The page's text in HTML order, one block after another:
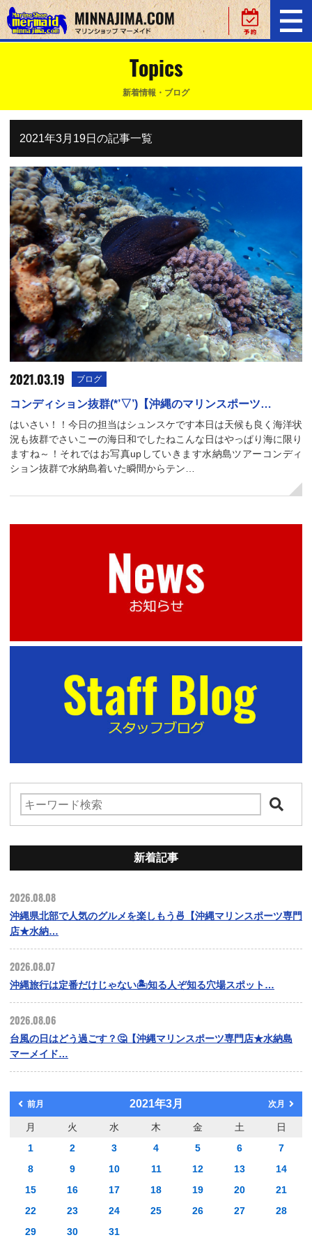
Topics
新着情報・ブログ
2021年3月19日の記事一覧
2021.03.19 ブログ
コンディション抜群(*’▽’)【沖縄のマリンスポーツ…
はいさい！！今日の担当はシュンスケです本日は天候も良く海洋状
況も抜群でさいこーの海日和でしたねこんな日はやっぱり海に限り
ますね～！それではお写真upしていきます水納島ツアーコンディ
ション抜群で水納島着いた瞬間からテン…
新着記事
2026.08.08
沖縄県北部で人気のグルメを楽しもう🍜【沖縄マリンスポーツ専門
店★水納…
2026.08.07
沖縄旅行は定番だけじゃない🏝️知る人ぞ知る穴場スポット…
2026.08.06
台風の日はどう過ごす？🤔【沖縄マリンスポーツ専門店★水納島
マーメイド…
前月 2021年3月 次月
月 火 水 木 金 土
日
1
2 3 4 5 6
7
8
9 10 11 12 13
14
15
16 17 18 19 20
21
22
23 24 25 26 27
28
29
30 31